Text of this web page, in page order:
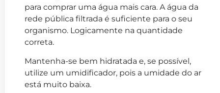
para comprar uma água mais cara. A água da
rede pública filtrada é suficiente para o seu
organismo. Logicamente na quantidade
correta.
Mantenha-se bem hidratada e, se possível,
utilize um umidificador, pois a umidade do ar
está muito baixa.